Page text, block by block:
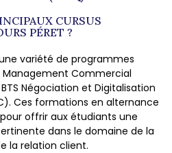
CURSUS
PÉRET ?
variété de programmes
Management Commercial
Négociation et Digitalisation
Ces formations en alternance
offrir aux étudiants une
dans le domaine de la
la relation client.